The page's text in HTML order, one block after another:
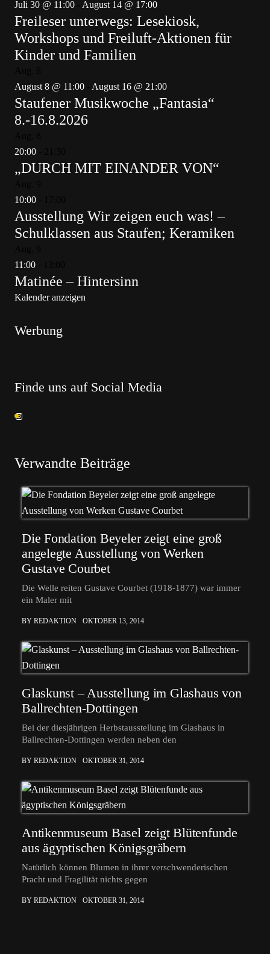
Juli 30 @ 11:00 August 14 @ 17:00
Freileser unterwegs: Lesekiosk,
Workshops und Freiluft-Aktionen für
Kinder und Familien
August 8 @ 11:00
August 16 @ 21:00
Staufener Musikwoche „Fantasia“
8.-16.8.2026
20:00
„DURCH MIT EINANDER VON“
10:00
Ausstellung Wir zeigen euch was! –
Schulklassen aus Staufen; Keramiken
11:00
Matinée – Hintersinn
Kalender anzeigen
Werbung
Finde uns auf Social Media
Verwandte Beiträge
Die Fondation Beyeler zeigt eine groß
angelegte Ausstellung von Werken
Gustave Courbet
Die Welle reiten Gustave Courbet (1918-1877) war immer
ein Maler mit
BY REDAKTION OKTOBER 13, 2014
Glaskunst – Ausstellung im Glashaus von
Ballrechten-Dottingen
Bei der diesjährigen Herbstausstellung im Glashaus in
Ballrechten-Dottingen werden neben den
BY REDAKTION OKTOBER 31, 2014
Antikenmuseum Basel zeigt Blütenfunde
aus ägyptischen Königsgräbern
Natürlich können Blumen in ihrer verschwenderischen
Pracht und Fragilität nichts gegen
BY REDAKTION OKTOBER 31, 2014